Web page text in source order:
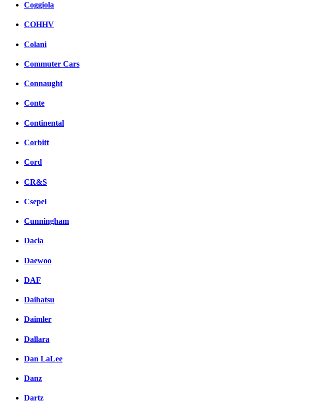
Coggiola
COHHV
Colani
Commuter Cars
Connaught
Conte
Continental
Corbitt
Cord
CR&S
Csepel
Cunningham
Dacia
Daewoo
DAF
Daihatsu
Daimler
Dallara
Dan LaLee
Danz
Dartz